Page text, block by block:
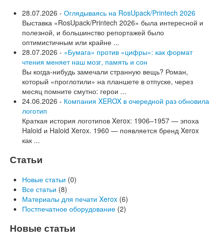
28.07.2026 - Оглядываясь на RosUpack/Printech 2026
Выставка «RosUpack/Printech 2026» была интересной и
полезной, и большинство репортажей было
оптимистичным или крайне ...
28.07.2026 - «Бумага» против «цифры»: как формат
чтения меняет наш мозг, память и сон
Вы когда-нибудь замечали странную вещь? Роман,
который «проглотили» на планшете в отпуске, через
месяц помните смутно: герои ...
24.06.2026 - Компания XEROX в очередной раз обновила
логотип
Краткая история логотипов Xerox: 1906–1957 — эпоха
Haloid и Haloid Xerox. 1960 — появляется бренд Xerox
как ...
Статьи
Новые статьи (0)
Все статьи (8)
Материалы для печати Xerox (6)
Постпечатное оборудование (2)
Новые статьи